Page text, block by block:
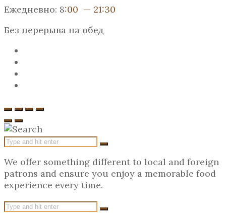
Ежедневно: 8:00 — 21:30
Без перерыва на обед
We offer something different to local and foreign
patrons and ensure you enjoy a memorable food
experience every time.